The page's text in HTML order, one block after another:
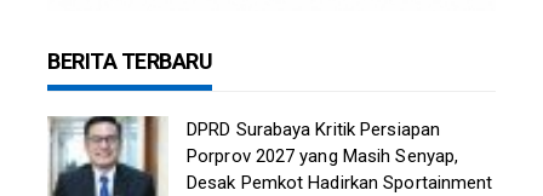
BERITA TERBARU
DPRD Surabaya Kritik Persiapan
Porprov 2027 yang Masih Senyap,
Desak Pemkot Hadirkan Sportainment